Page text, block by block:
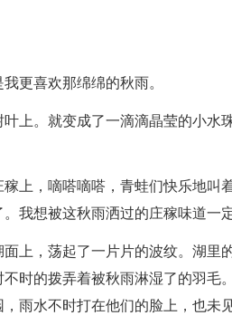
更喜欢那绵绵的秋雨。
上。就变成了一滴滴晶莹的小水
上，嘀嗒嘀嗒，青蛙们快乐地叫
我想被这秋雨洒过的庄稼味道一
上，荡起了一片片的波纹。湖里
时的拨弄着被秋雨淋湿了的羽毛
雨水不时打在他们的脸上，也未